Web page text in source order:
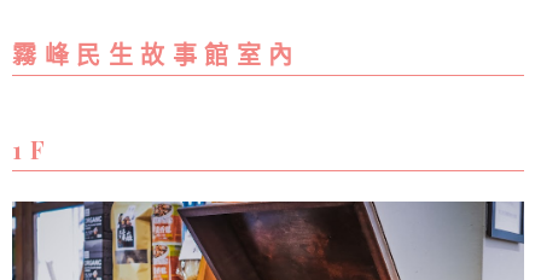
霧 峰 民 生 故 事 館 室 內
1 F